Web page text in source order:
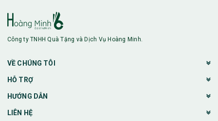
Công ty TNHH Quà Tặng và Dịch Vụ Hoàng Minh.
VỀ CHÚNG TÔI
HỖ TRỢ
HƯỚNG DẪN
LIÊN HỆ